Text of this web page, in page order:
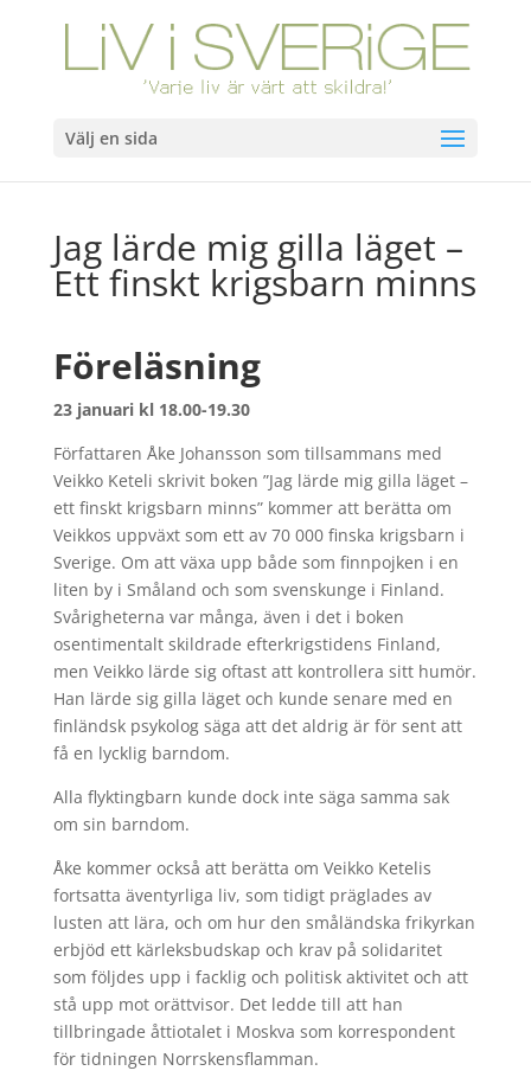
Välj en sida
Jag lärde mig gilla läget –
Ett finskt krigsbarn minns
Föreläsning
23 januari kl 18.00-19.30
Författaren Åke Johansson som tillsammans med
Veikko Keteli skrivit boken ”Jag lärde mig gilla läget –
ett finskt krigsbarn minns” kommer att berätta om
Veikkos uppväxt som ett av 70 000 finska krigsbarn i
Sverige. Om att växa upp både som finnpojken i en
liten by i Småland och som svenskunge i Finland.
Svårigheterna var många, även i det i boken
osentimentalt skildrade efterkrigstidens Finland,
men Veikko lärde sig oftast att kontrollera sitt humör.
Han lärde sig gilla läget och kunde senare med en
finländsk psykolog säga att det aldrig är för sent att
få en lycklig barndom.
Alla flyktingbarn kunde dock inte säga samma sak
om sin barndom.
Åke kommer också att berätta om Veikko Ketelis
fortsatta äventyrliga liv, som tidigt präglades av
lusten att lära, och om hur den småländska frikyrkan
erbjöd ett kärleksbudskap och krav på solidaritet
som följdes upp i facklig och politisk aktivitet och att
stå upp mot orättvisor. Det ledde till att han
tillbringade åttiotalet i Moskva som korrespondent
för tidningen Norrskensflamman.